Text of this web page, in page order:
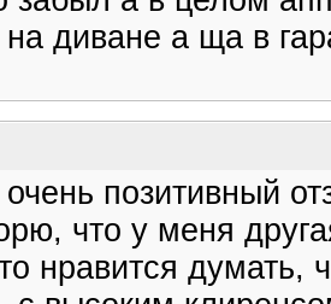
диване а ща в
позитивный
что у меня
нравится думать,